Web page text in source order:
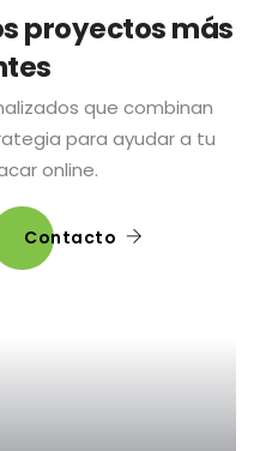
proyectos más
que combinan
para ayudar a tu
online.
Contacto